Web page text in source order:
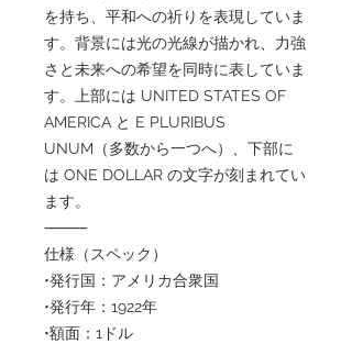
を持ち、平和への祈りを表現していま
す。背景には光の光線が描かれ、力強
さと未来への希望を同時に表していま
す。上部には UNITED STATES OF
AMERICA と E PLURIBUS
UNUM（多数から一つへ）、下部に
は ONE DOLLAR の文字が刻まれてい
ます。
⸻
仕様（スペック）
•発行国：アメリカ合衆国
•発行年：1922年
•額面：1ドル